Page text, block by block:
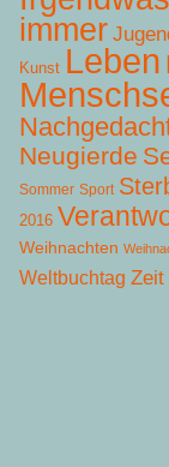
immer
Kunst Leben
Neugierde
Sommer Sport
2016
Weihnachten
Weltbuchtag Zeit